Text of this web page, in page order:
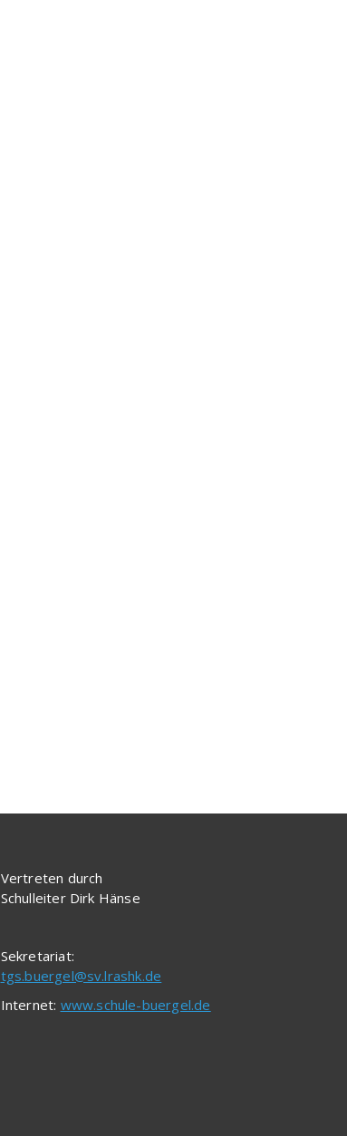
Vertreten durch
Schulleiter Dirk Hänse
Sekretariat:
tgs.buergel@sv.lrashk.de
Internet: www.schule-buergel.de